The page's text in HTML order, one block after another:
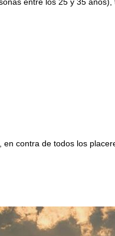
contra de todos los